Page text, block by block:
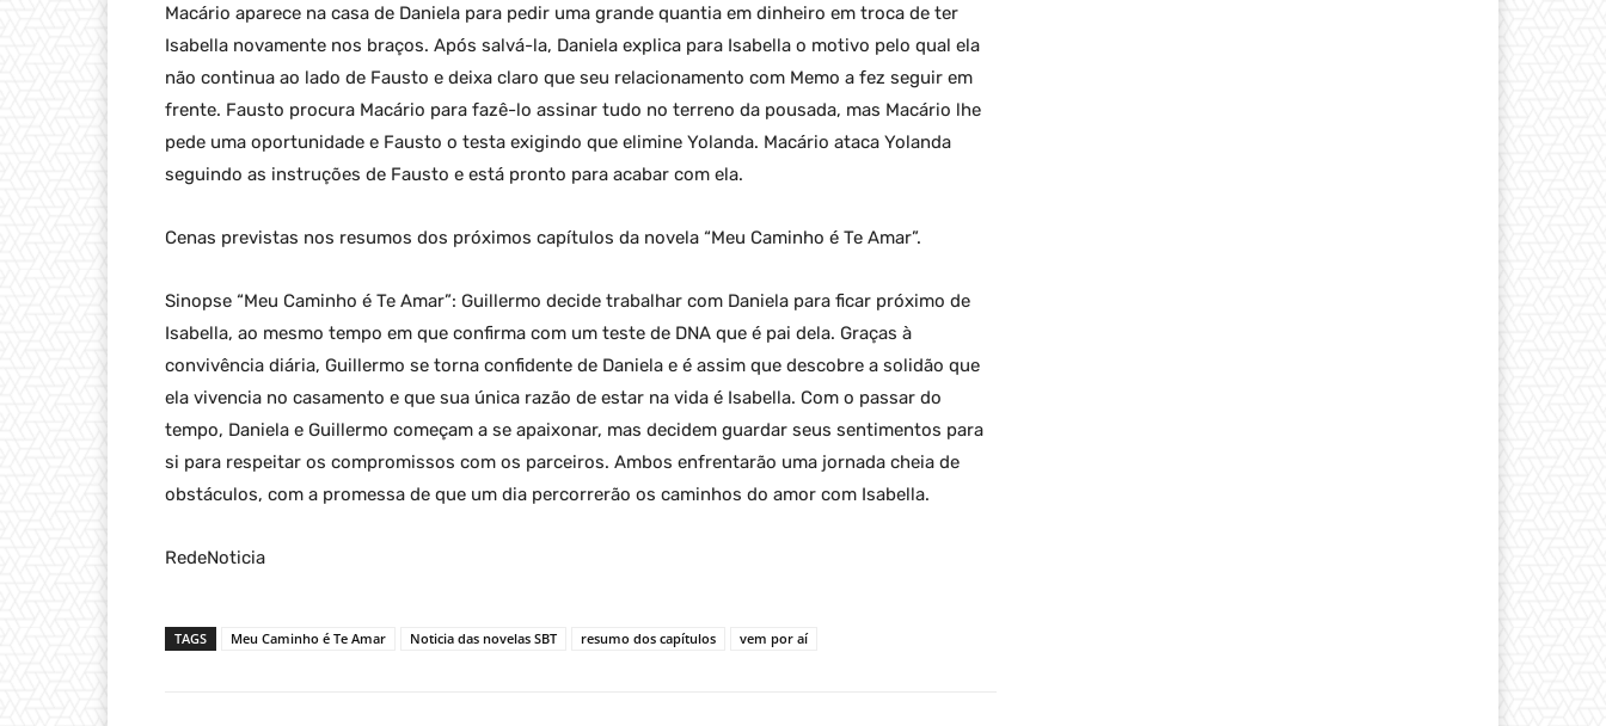
Macário aparece na casa de Daniela para pedir uma grande quantia em dinheiro em troca de ter
Isabella novamente nos braços. Após salvá-la, Daniela explica para Isabella o motivo pelo qual ela
não continua ao lado de Fausto e deixa claro que seu relacionamento com Memo a fez seguir em
frente. Fausto procura Macário para fazê-lo assinar tudo no terreno da pousada, mas Macário lhe
pede uma oportunidade e Fausto o testa exigindo que elimine Yolanda. Macário ataca Yolanda
seguindo as instruções de Fausto e está pronto para acabar com ela.
Cenas previstas nos resumos dos próximos capítulos da novela “Meu Caminho é Te Amar”.
Sinopse “Meu Caminho é Te Amar”: Guillermo decide trabalhar com Daniela para ficar próximo de
Isabella, ao mesmo tempo em que confirma com um teste de DNA que é pai dela. Graças à
convivência diária, Guillermo se torna confidente de Daniela e é assim que descobre a solidão que
ela vivencia no casamento e que sua única razão de estar na vida é Isabella. Com o passar do
tempo, Daniela e Guillermo começam a se apaixonar, mas decidem guardar seus sentimentos para
si para respeitar os compromissos com os parceiros. Ambos enfrentarão uma jornada cheia de
obstáculos, com a promessa de que um dia percorrerão os caminhos do amor com Isabella.
RedeNoticia
TAGS Meu Caminho é Te Amar Noticia das novelas SBT resumo dos capítulos vem por aí